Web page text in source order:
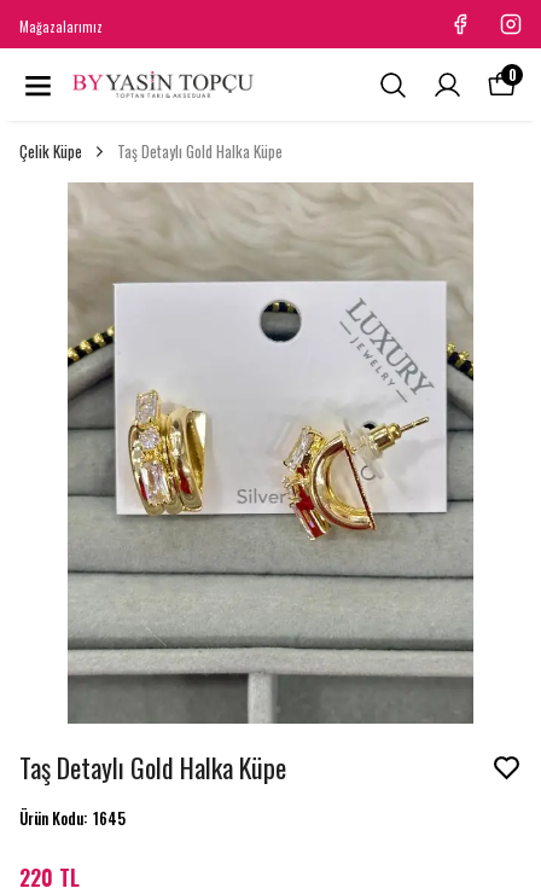
Mağazalarımız
0
Çelik Küpe Taş Detaylı Gold Halka Küpe
Taş Detaylı Gold Halka Küpe
Ürün Kodu: 1645
220 TL